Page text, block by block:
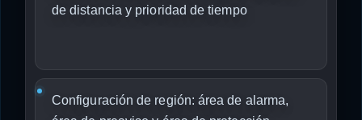
de distancia y prioridad de tiempo
Configuración de región: área de alarma,